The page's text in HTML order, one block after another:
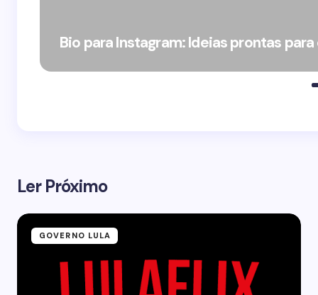
Bio para Instagram: Ideias prontas
Ler Próximo
GOVERNO LULA